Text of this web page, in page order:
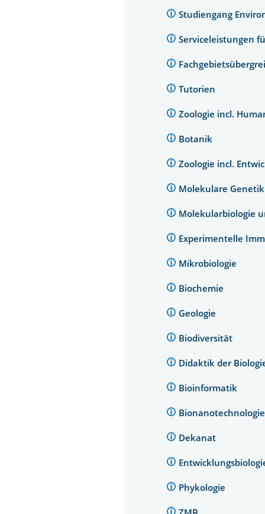
Studiengang
Serviceleistungen
Tutorien
Zoologie incl.
Botanik
Zoologie incl.
Molekulare
Molekularbiologie
Experimentelle
Mikrobiologie
Biochemie
Geologie
Biodiversität
Didaktik der
Bioinformatik
Dekanat
Phykologie